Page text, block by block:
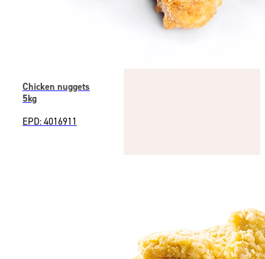
Chicken nuggets
5kg
EPD: 4016911